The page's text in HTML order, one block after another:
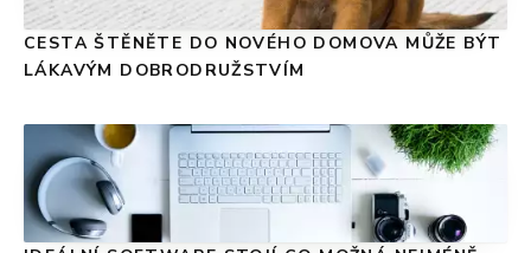
CESTA ŠTĚNĚTE DO NOVÉHO DOMOVA MŮŽE BÝT
LÁKAVÝM DOBRODRUŽSTVÍM